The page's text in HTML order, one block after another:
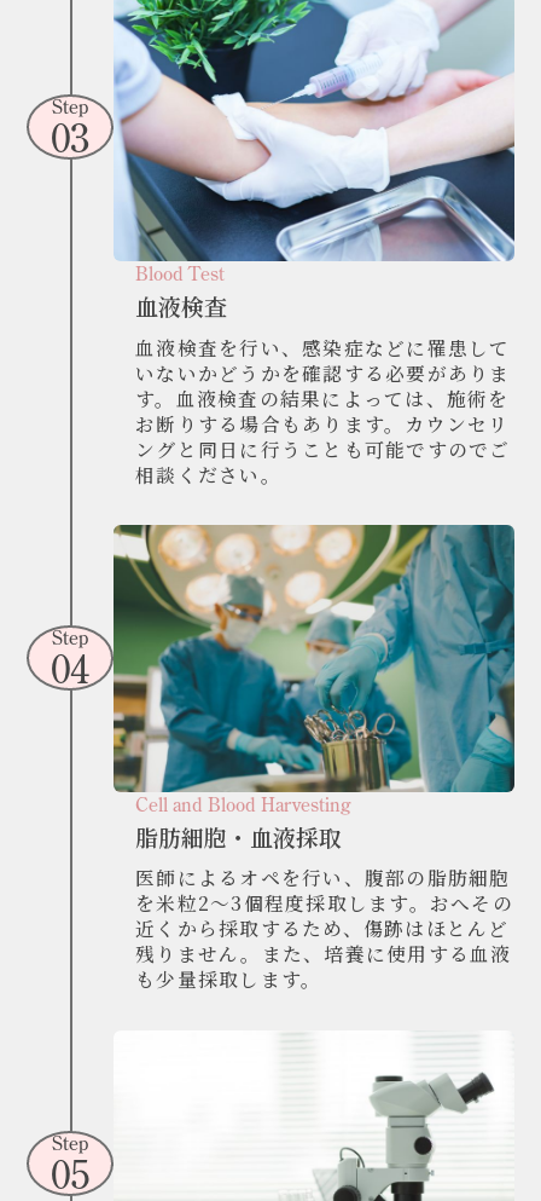
Step
03
Blood Test
血液検査
血液検査を行い、感染症などに罹患して
いないかどうかを確認する必要がありま
す。血液検査の結果によっては、施術を
お断りする場合もあります。カウンセリ
ングと同日に行うことも可能ですのでご
相談ください。
Step
04
Cell and Blood Harvesting
脂肪細胞・血液採取
医師によるオペを行い、腹部の脂肪細胞
を米粒2～3個程度採取します。おへその
近くから採取するため、傷跡はほとんど
残りません。また、培養に使用する血液
も少量採取します。
Step
05